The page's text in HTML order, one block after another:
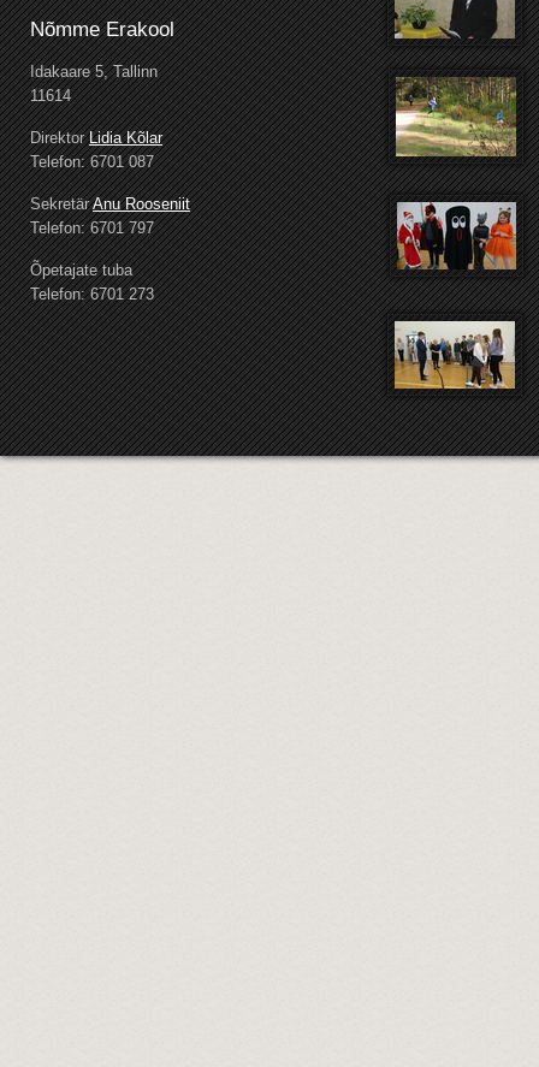
Nõmme Erakool
Idakaare 5, Tallinn
11614
DirektorLidia Kõlar
Telefon: 6701 087
SekretärAnu Rooseniit
Telefon: 6701 797
Õpetajate tuba
Telefon: 6701 273